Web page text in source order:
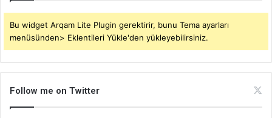
Bu widget Arqam Lite Plugin gerektirir, bunu Tema ayarları
menüsünden> Eklentileri Yükle'den yükleyebilirsiniz.
Follow me on Twitter